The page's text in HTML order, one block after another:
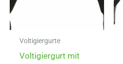
Voltigiergurte
Voltigiergurt mit